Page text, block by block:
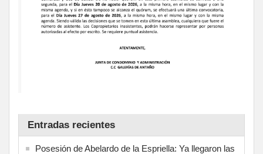
Entradas recientes
Posesión de Abelardo de la Espriella: Ya llegaron las